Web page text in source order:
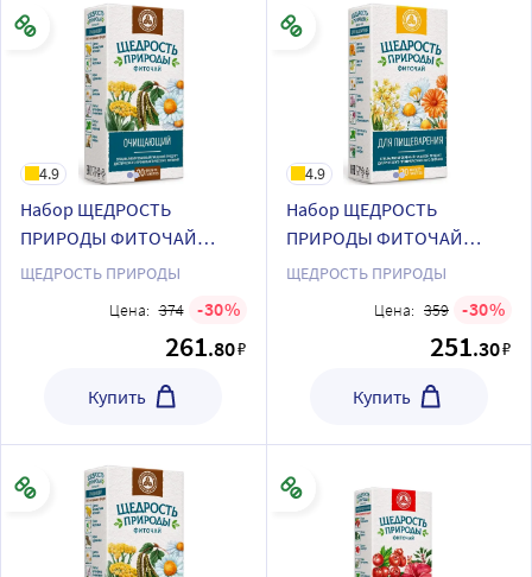
4.9
Набор ЩЕДРОСТЬ
ПРИРОДЫ ФИТОЧАЙ
ДИАБЕТИЧЕСКИЙ фильтр-
ПРИРОДЫ ФИТОЧАЙ
ОЧИЩАЮЩИЙ фильтр-
ЩЕДРОСТЬ ПРИРОДЫ
Цена: 374 30
261.80₽
Купить
4.9
Набор ЩЕДРОСТЬ
ПРИРОДЫ ФИТОЧАЙ
ДИАБЕТИЧЕСКИЙ фильтр-
ПРИРОДЫ ФИТОЧАЙ ДЛЯ
ПИЩЕВАРЕНИЯ фильтр-
ЩЕДРОСТЬ ПРИРОДЫ
Цена: 359 30
251.30₽
Купить